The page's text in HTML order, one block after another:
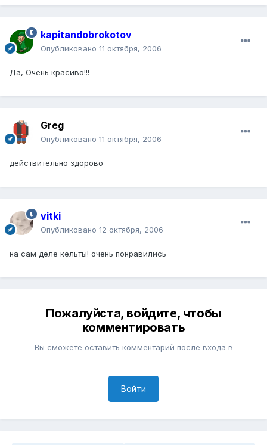
kapitandobrokotov
Опубликовано 11 октября, 2006
Да, Очень красиво!!!
Greg
Опубликовано 11 октября, 2006
действительно здорово
vitki
Опубликовано 12 октября, 2006
на сам деле кельты! очень понравились
Пожалуйста, войдите, чтобы
комментировать
Вы сможете оставить комментарий после входа в
Войти